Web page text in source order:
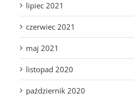
lipiec 2021
czerwiec 2021
maj 2021
listopad 2020
październik 2020